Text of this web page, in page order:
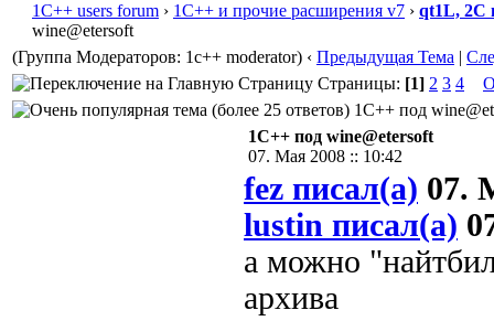
1С++ users forum › 1С++ и прочие расширения v7 › qt1L, 2C
wine@etersoft
(Группа Модераторов: 1c++ moderator) ‹ Предыдущая Тема |
Страницы: [1] 2 3 4
1С++ под
1С++ под wine@etersoft
07. Мая 2008 :: 10:42
fez писал(а) 07.
lustin писал(а)
а можно
архива